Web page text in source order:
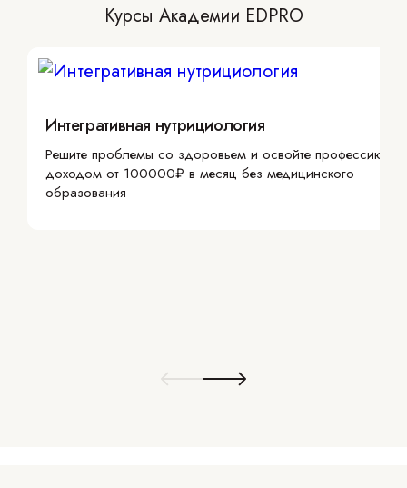
Курсы Академии EDPRO
Интегративная нутрициология
Решите проблемы со здоровьем и освойте профессию с
доходом от 100000₽ в месяц без медицинского
образования